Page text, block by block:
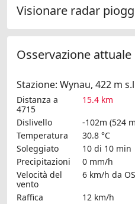
Visionare radar
Osservazione attuale
Stazione: Wynau, 422 m
Distanza a
4715
15.4 km
Dislivello
-102m (524
Temperatura
30.8 °C
Soleggiato
10 di 10 min
Precipitazioni
0 mm/h
Velocità del
vento
6 km/h da
Raffica
12 km/h